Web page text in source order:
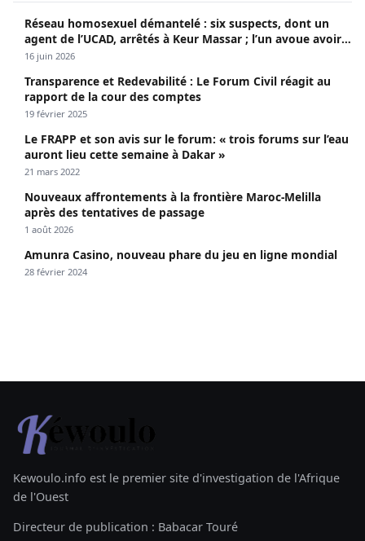
Réseau homosexuel démantelé : six suspects, dont un
agent de l’UCAD, arrêtés à Keur Massar ; l’un avoue avoir
propagé le VIH depuis 2018
16 juin 2026
Transparence et Redevabilité : Le Forum Civil réagit au
rapport de la cour des comptes
19 février 2025
Le FRAPP et son avis sur le forum: « trois forums sur l’eau
auront lieu cette semaine à Dakar »
21 mars 2022
Nouveaux affrontements à la frontière Maroc-Melilla
après des tentatives de passage
1 août 2026
Amunra Casino, nouveau phare du jeu en ligne mondial
28 février 2024
Kewoulo.info est le premier site d'investigation de l'Afrique
de l'Ouest
Directeur de publication : Babacar Touré